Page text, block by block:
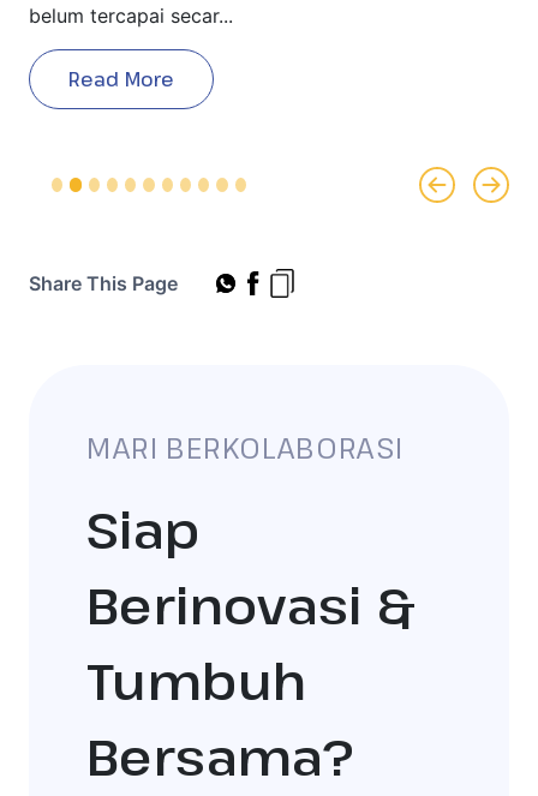
belum tercapai secar...
Read More
Previous
Next
Share This Page
MARI BERKOLABORASI
Siap
Berinovasi &
Tumbuh
Bersama?